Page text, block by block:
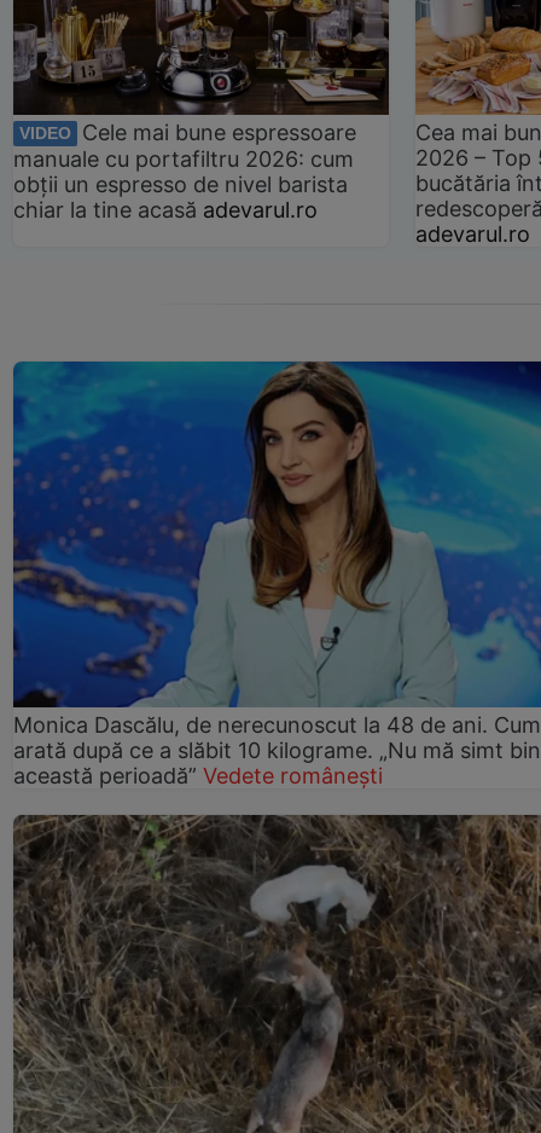
VIDEO
Cele mai bune espressoare
manuale cu portafiltru 2026: cum
obții un espresso de nivel barista
chiar la tine acasă adevarul.ro
Cea mai
2026 –
bucătăria
adevarul.ro
Monica Dascălu, de nerecunoscut la 48 de ani. Cum
arată după ce a slăbit 10 kilograme. „Nu mă simt
această perioadă” Vedete românești